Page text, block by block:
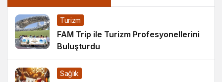
Turizm
FAM Trip ile Turizm Profesyonellerini
Buluşturdu
Sağlık